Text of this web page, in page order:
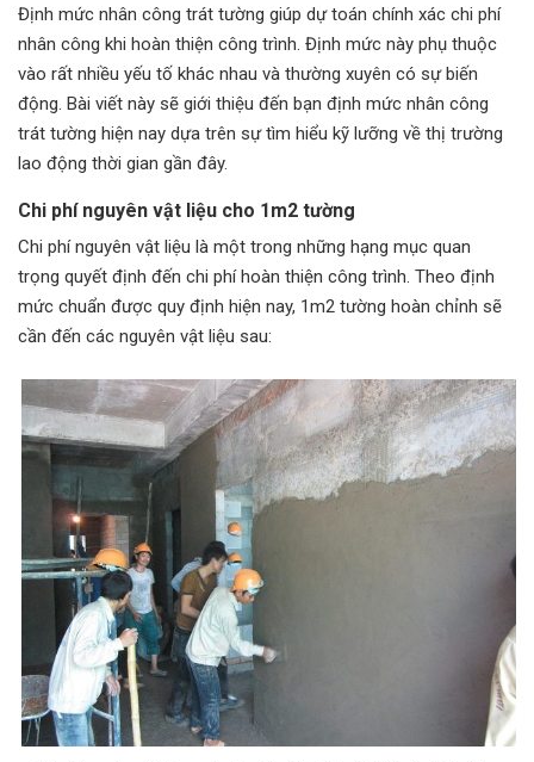
Định mức nhân công trát tường giúp dự toán chính xác chi phí
nhân công khi hoàn thiện công trình. Định mức này phụ thuộc
vào rất nhiều yếu tố khác nhau và thường xuyên có sự biến
động. Bài viết này sẽ giới thiệu đến bạn định mức nhân công
trát tường hiện nay dựa trên sự tìm hiểu kỹ lưỡng về thị trường
lao động thời gian gần đây.
Chi phí nguyên vật liệu cho 1m2 tường
Chi phí nguyên vật liệu là một trong những hạng mục quan
trọng quyết định đến chi phí hoàn thiện công trình. Theo định
mức chuẩn được quy định hiện nay, 1m2 tường hoàn chỉnh sẽ
cần đến các nguyên vật liệu sau: